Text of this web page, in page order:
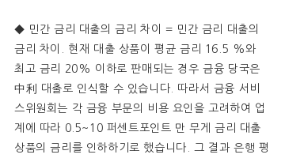
◆ 민간 금리 대출의 금리 차이 = 민간 금리 대출의
금리 차이. 현재 대출 상품이 평균 금리 16.5 %와
최고 금리 20% 이하로 판매되는 경우 금융 당국은
中利 대출로 인식할 수 있습니다. 따라서 금융 서비
스위원회는 각 금융 부문의 비용 요인을 고려하여 업
계에 따라 0.5~10 퍼센트포인트 만 무게 금리 대출
상품의 금리를 인하하기로 했습니다. 그 결과 은행 평